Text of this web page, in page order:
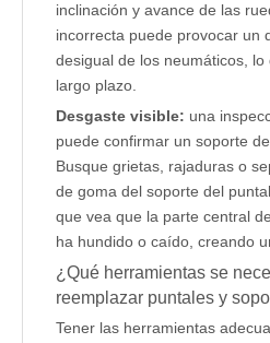
inclinación y avance de las
incorrecta puede provocar un
desigual de los neumáticos,
largo plazo.
Desgaste visible: una
puede confirmar un soporte
Busque grietas, rajaduras o
de goma del soporte del
que vea que la parte central
ha hundido o caído, creando
¿Qué herramientas se
reemplazar puntales y
Tener las herramientas